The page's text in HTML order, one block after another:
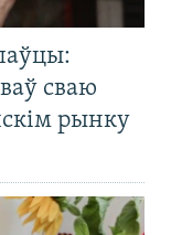
сваю
рынку